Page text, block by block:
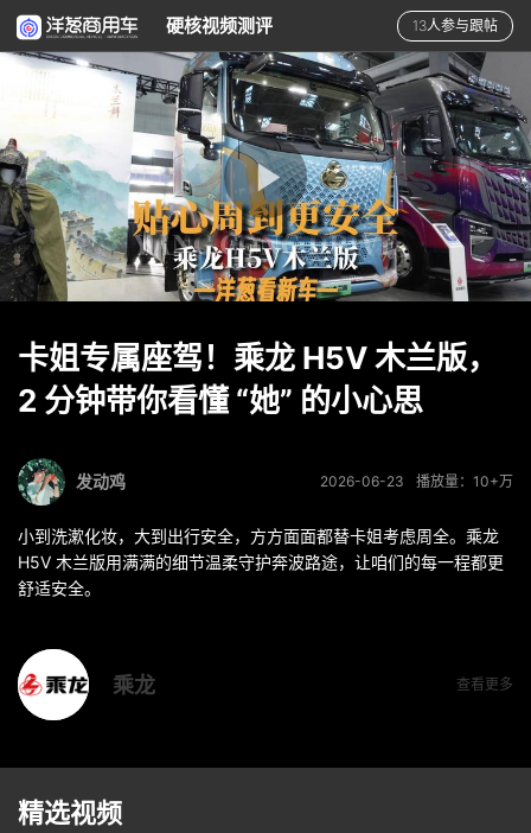
硬核视频测评 13人参与跟帖
卡姐专属座驾！乘龙 H5V 木兰版，
2 分钟带你看懂 “她” 的小心思
播放量：10+万
2026-06-23
发动鸡
小到洗漱化妆，大到出行安全，方方面面都替卡姐考虑周全。乘龙
H5V 木兰版用满满的细节温柔守护奔波路途，让咱们的每一程都更
舒适安全。
乘龙 查看更多
精选视频